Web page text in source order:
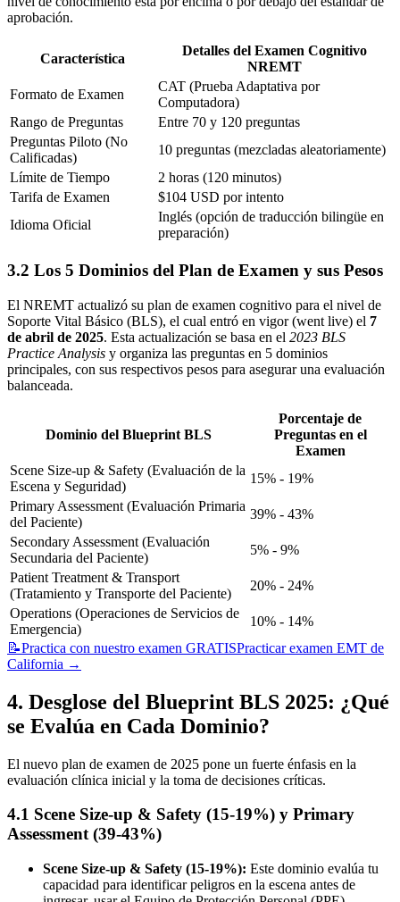
aprobación.
Característica
Detalles del Examen Cognitivo
NREMT
Formato de Examen
CAT (Prueba Adaptativa por
Computadora)
Rango de Preguntas
Entre 70 y 120 preguntas
Preguntas Piloto (No
Calificadas)
10 preguntas (mezcladas aleatoriamente)
Límite de Tiempo
2 horas (120 minutos)
Tarifa de Examen
$104 USD por intento
Idioma Oficial
Inglés (opción de traducción bilingüe en
preparación)
3.2 Los 5 Dominios del Plan de Examen y sus Pesos
El NREMT actualizó su plan de examen cognitivo para el nivel de
Soporte Vital Básico (BLS), el cual entró en vigor (went live) el 7
de abril de 2025. Esta actualización se basa en el 2023 BLS
Practice Analysis y organiza las preguntas en 5 dominios
principales, con sus respectivos pesos para asegurar una evaluación
balanceada.
Dominio del Blueprint BLS
Porcentaje de
Preguntas en el
Examen
Scene Size-up & Safety (Evaluación de la
Escena y Seguridad)
15% - 19%
Primary Assessment (Evaluación Primaria
del Paciente)
39% - 43%
Secondary Assessment (Evaluación
Secundaria del Paciente)
5% - 9%
Patient Treatment & Transport
(Tratamiento y Transporte del Paciente)
20% - 24%
Operations (Operaciones de Servicios de
Emergencia)
10% - 14%
📝Practica con nuestro examen GRATISPracticar examen EMT de
California →
4. Desglose del Blueprint BLS 2025: ¿Qué
se Evalúa en Cada Dominio?
El nuevo plan de examen de 2025 pone un fuerte énfasis en la
evaluación clínica inicial y la toma de decisiones críticas.
4.1 Scene Size-up & Safety (15-19%) y Primary
Assessment (39-43%)
Scene Size-up & Safety (15-19%): Este dominio evalúa tu
capacidad para identificar peligros en la escena antes de